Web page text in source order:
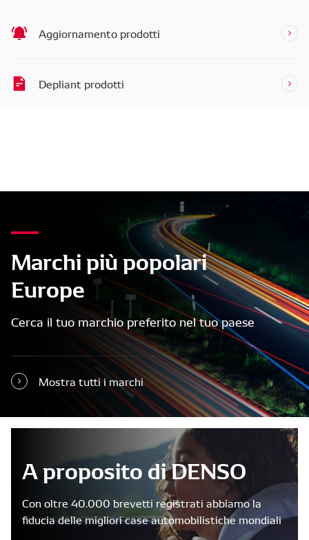
Aggiornamento prodotti
Depliant prodotti
Marchi più popolari
Europe
Cerca il tuo marchio preferito nel tuo paese
Mostra tutti i marchi
A proposito di DENSO
Con oltre 40.000 brevetti registrati abbiamo la
fiducia delle migliori case automobilistiche mondiali